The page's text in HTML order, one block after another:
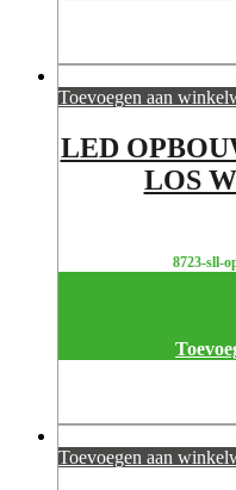
Toevoegen aan
LED
LOS
8723-sll-
Toevoegen aan